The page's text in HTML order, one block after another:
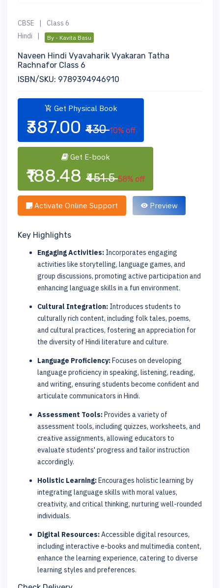
CBSE
Class 6
Hindi
By - Kavita Basu
Naveen Hindi Vyavaharik Vyakaran Tatha
Rachnafor Class 6
ISBN/SKU: 9789394946910
Get Physical Book
₹387.00 ₹430 10% off
Get E-book
₹188.48 ₹451.5 58% off
Activate Online Support Preview
Key Highlights
Engaging Activities: Incorporates engaging
activities like storytelling, language games, and
group discussions, promoting active participation and
enhancing language skills in a fun environment.
Cultural Integration: Introduces students to
culturally rich content, including folk tales, poems,
and cultural practices, fostering an appreciation for
the diversity of Hindi literature and culture.
Language Proficiency: Focuses on developing
language proficiency in speaking, listening, reading,
and writing, ensuring students become confident and
articulate communicators in Hindi.
Assessment Tools: Provides a variety of
assessment tools, including quizzes, worksheets, and
creative assignments, allowing educators to
evaluate students' progress and tailor instruction
accordingly.
Holistic Learning: Encourages holistic learning by
integrating language skills with moral values,
creativity, and critical thinking, nurturing well-rounded
individuals.
Digital Resources:Accessible digital resources,
including interactive e-books and multimedia content,
enhance the learning experience, catering to diverse
learning styles and preferences.